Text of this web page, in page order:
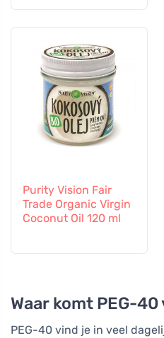
Purity Vision Fair
Trade Organic Virgin
Coconut Oil 120 ml
Waar komt PEG-40
PEG-40 vind je in veel